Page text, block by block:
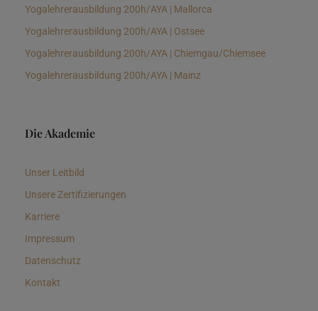
Yogalehrerausbildung 200h/AYA | Mallorca
Yogalehrerausbildung 200h/AYA | Ostsee
Yogalehrerausbildung 200h/AYA | Chiemgau/Chiemsee
Yogalehrerausbildung 200h/AYA | Mainz
Die Akademie
Unser Leitbild
Unsere Zertifizierungen
Karriere
Impressum
Datenschutz
Kontakt